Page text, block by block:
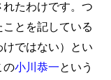
たわけです。つ
とを記している
けではない）とい
の小川恭一という